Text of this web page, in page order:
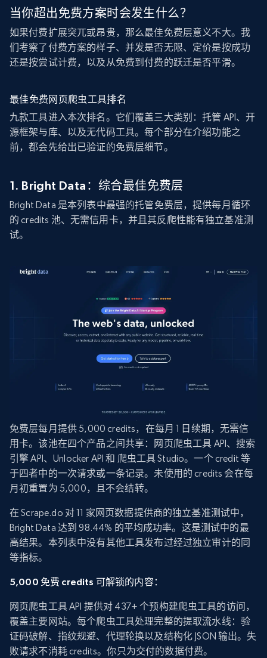
当你超出免费方案时会发生什么？
如果付费扩展突兀或昂贵，那么最佳免费层意义不大。我
们考察了付费方案的样子、并发是否无限、定价是按成功
还是按尝试计费，以及从免费到付费的跃迁是否平滑。
最佳免费网页爬虫工具排名
九款工具进入本次排名。它们覆盖三大类别：托管 API、开
源框架与库、以及无代码工具。每个部分在介绍功能之
前，都会先给出已验证的免费层细节。
1. Bright Data：综合最佳免费层
Bright Data 是本列表中最强的托管免费层，提供每月循环
的 credits 池、无需信用卡，并且其反爬性能有独立基准测
试。
免费层每月提供 5,000 credits，在每月 1 日续期，无需信
用卡。该池在四个产品之间共享：网页爬虫工具 API、搜索
引擎 API、Unlocker API 和 爬虫工具 Studio。一个 credit 等
于四者中的一次请求或一条记录。未使用的 credits 会在每
月初重置为 5,000，且不会结转。
在 Scrape.do 对 11 家网页数据提供商的独立基准测试中，
Bright Data 达到 98.44% 的平均成功率。这是测试中的最
高结果。本列表中没有其他工具发布过经过独立审计的同
等指标。
5,000 免费 credits 可解锁的内容：
网页爬虫工具 API 提供对 437+ 个预构建爬虫工具的访问，
覆盖主要网站。每个爬虫工具处理完整的提取流水线：验
证码破解、指纹规避、代理轮换以及结构化 JSON 输出。失
败请求不消耗 credits。你只为交付的数据付费。